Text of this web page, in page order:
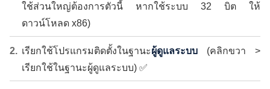
ใช้ส่วนใหญ่ต้องการตัวนี้ หากใช้ระบบ 32 บิต ให้
ดาวน์โหลด x86)
เรียกใช้โปรแกรมติดตั้งในฐานะผู้ดูแลระบบ (คลิกขวา >
เรียกใช้ในฐานะผู้ดูแลระบบ) ✅